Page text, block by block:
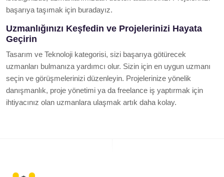
başarıya taşımak için buradayız.
Uzmanlığınızı Keşfedin ve Projelerinizi Hayata
Geçirin
Tasarım ve Teknoloji kategorisi, sizi başarıya götürecek
uzmanları bulmanıza yardımcı olur. Sizin için en uygun uzmanı
seçin ve görüşmelerinizi düzenleyin. Projelerinize yönelik
danışmanlık, proje yönetimi ya da freelance iş yaptırmak için
ihtiyacınız olan uzmanlara ulaşmak artık daha kolay.